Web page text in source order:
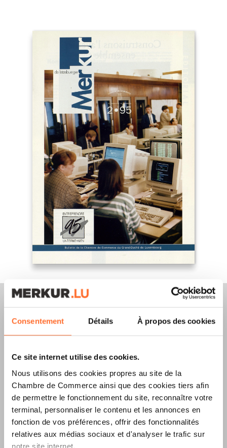
Consentement Détails À propos des cookies
Ce site internet utilise des cookies.
Nous utilisons des cookies propres au site de la
Chambre de Commerce ainsi que des cookies tiers afin
de permettre le fonctionnement du site, reconnaître votre
terminal, personnaliser le contenu et les annonces en
fonction de vos préférences, offrir des fonctionnalités
relatives aux médias sociaux et d'analyser le trafic sur
notre site internet.
Merkur Magazine
L’ÉDITIONÉTÉ
2026EST
DISPONIBLE !